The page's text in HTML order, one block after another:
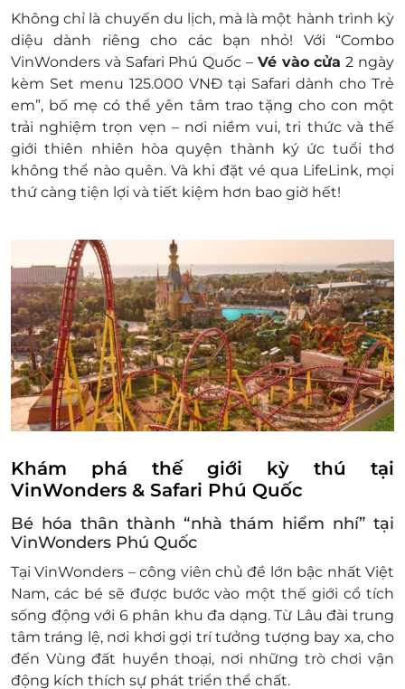
Show
Thời gian biểu diễn: 19h00 – 19h20
Địa điểm: Lâu đài trung tâm
Minishows “Bài ca của những người bạn
VinWonders”
Thời gian biểu diễn: 09h30 – 09h35
Địa điểm: Đại lộ châu Âu
Minishow “Vũ khúc hân hoan của tộc người
Viking” diễn ra tại Khu làng bí mật.
Địa điểm: Thế giới diệu kỳ
Minishow “Khúc chiến ca Maya”
Thời gian biểu diễn: 11h00 – 11h05
Địa điểm: Thế giới phiêu lưu – Khu Maya
Minishow “Giao lưu cùng các nhân vật vận
hành”
Thời gian biểu diễn: 15h30 – 15h35
Địa điểm: Đại lộ châu Âu
Minishow “Vũ điệu cuồng say”.
Địa điểm: Thế giới lốc xoáy
“Nhạc nước hồ trung tâm”
– 14h10, 17h30 – 17h40
Địa chỉ: Sân khấu nhạc nước trung tâm
Show múa rối “Moochoo show”
Thời gian biểu diễn: 10h00, 11h00, 13h00,
14h00, 15h00, 16h00, 18h00
Địa chỉ: Thế giới diệu kỳ – Khu miền Tây
hoang dã
Voucher ưu đãi chỉ hiệu lực sử dụng khi Quý
Không chỉ là chuyến du lịch, mà là một hành trình kỳ
diệu dành riêng cho các bạn nhỏ! Với “Combo
VinWonders và Safari Phú Quốc – Vé vào cửa 2 ngày
kèm Set menu 125.000 VNĐ tại Safari dành cho Trẻ
em”, bố mẹ có thể yên tâm trao tặng cho con một
trải nghiệm trọn vẹn – nơi niềm vui, tri thức và thế
giới thiên nhiên hòa quyện thành ký ức tuổi thơ
không thể nào quên. Và khi đặt vé qua LifeLink, mọi
thứ càng tiện lợi và tiết kiệm hơn bao giờ hết!
Khám phá thế giới kỳ thú tại
VinWonders & Safari Phú Quốc
Bé hóa thân thành “nhà thám hiểm nhí” tại
VinWonders Phú Quốc
Tại VinWonders – công viên chủ đề lớn bậc nhất Việt
Nam, các bé sẽ được bước vào một thế giới cổ tích
sống động với 6 phân khu đa dạng. Từ Lâu đài trung
tâm tráng lệ, nơi khơi gợi trí tưởng tượng bay xa, cho
đến Vùng đất huyền thoại, nơi những trò chơi vận
động kích thích sự phát triển thể chất.